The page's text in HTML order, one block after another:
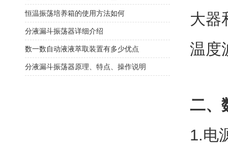
大器
温度
二、
1.电
恒温振荡培养箱的使用方法如何
分液漏斗振荡器详细介绍
数一数自动液液萃取装置有多少优点
分液漏斗振荡器原理、特点、操作说明